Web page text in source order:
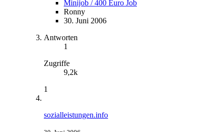
Minijob / 400 Euro Job
Ronny
30. Juni 2006
Antworten
1
Zugriffe
9,2k
1
sozialleistungen.info